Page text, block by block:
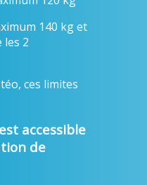
140 kg et
les 2
ces limites
accessible
de